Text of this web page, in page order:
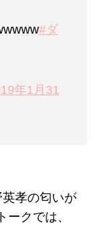
#ダ
年1月31
孝の匂いが
クでは、